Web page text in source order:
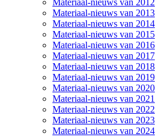
Materiaal-nieuws van 2012
Materiaal-nieuws van 2013
Materiaal-nieuws van 2014
Materiaal-nieuws van 2015
Materiaal-nieuws van 2016
Materiaal-nieuws van 2017
Materiaal-nieuws van 2018
Materiaal-nieuws van 2019
Materiaal-nieuws van 2020
Materiaal-nieuws van 2021
Materiaal-nieuws van 2022
Materiaal-nieuws van 2023
Materiaal-nieuws van 2024